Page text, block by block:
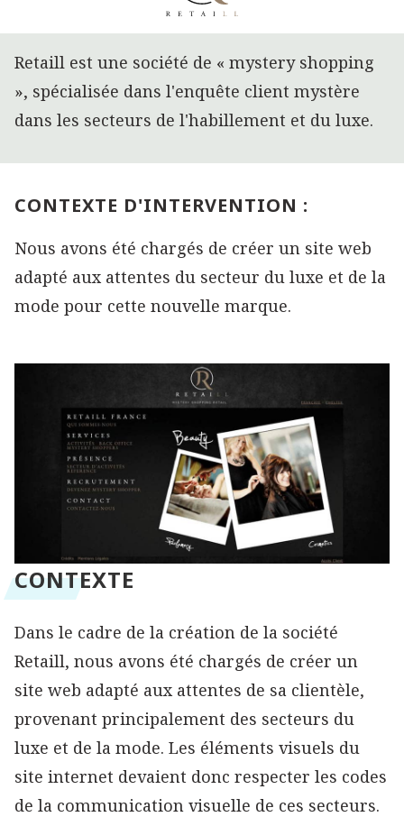
Retaill est une société de « mystery shopping
», spécialisée dans l'enquête client mystère
dans les secteurs de l'habillement et du luxe.
CONTEXTE D'INTERVENTION :
Nous avons été chargés de créer un site web
adapté aux attentes du secteur du luxe et de la
mode pour cette nouvelle marque.
CONTEXTE
Dans le cadre de la création de la société
Retaill, nous avons été chargés de créer un
site web adapté aux attentes de sa clientèle,
provenant principalement des secteurs du
luxe et de la mode. Les éléments visuels du
site internet devaient donc respecter les codes
de la communication visuelle de ces secteurs.